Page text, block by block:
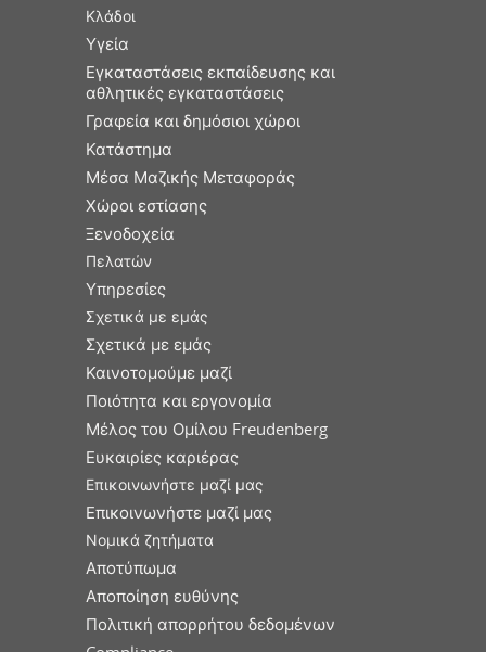
Κλάδοι
Υγεία
Εγκαταστάσεις εκπαίδευσης και
αθλητικές εγκαταστάσεις
Γραφεία και δημόσιοι χώροι
Κατάστημα
Μέσα Μαζικής Μεταφοράς
Χώροι εστίασης
Ξενοδοχεία
Πελατών
Υπηρεσίες
Σχετικά με εμάς
Σχετικά με εμάς
Καινοτομούμε μαζί
Ποιότητα και εργονομία
Μέλος του Ομίλου Freudenberg
Ευκαιρίες καριέρας
Επικοινωνήστε μαζί μας
Επικοινωνήστε μαζί μας
Νομικά ζητήματα
Αποτύπωμα
Αποποίηση ευθύνης
Πολιτική απορρήτου δεδομένων